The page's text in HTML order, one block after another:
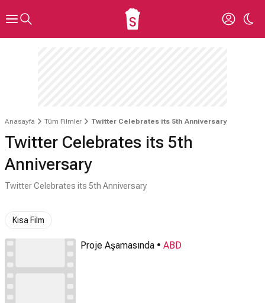
Anasayfa Tüm Filmler Twitter Celebrates its 5th Anniversary
Twitter Celebrates its 5th
Anniversary
Twitter Celebrates its 5th Anniversary
Kısa Film
Proje Aşamasında • ABD